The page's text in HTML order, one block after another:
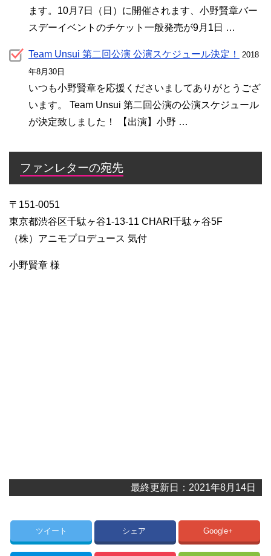
ます。10月7日（日）に開催されます、小野賢章バー
スデーイベントのチケット一般発売が9月1日 …
Team Unsui 第二回公演 公演スケジュール決定！
2018
年8月30日
いつも小野賢章を応援くださいましてありがとうござ
います。 Team Unsui 第二回公演の公演スケジュール
が決定致しました！ 【出演】小野 …
ファンレターの宛先
〒151-0051
東京都渋谷区千駄ヶ谷1-13-11 CHARI千駄ヶ谷5F
（株）アニモプロデュース 気付
小野賢章 様
最終更新日：2021年8月14日
ツイート シェア Google+